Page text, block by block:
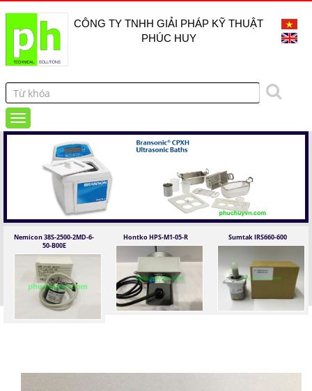
CÔNG TY TNHH GIẢI PHÁP KỸ THUẬT
PHÚC HUY
Nemicon 38S-2500-2MD-6-
50-B00E
Hontko HPS-M1-05-R Sumtak IRS660-600